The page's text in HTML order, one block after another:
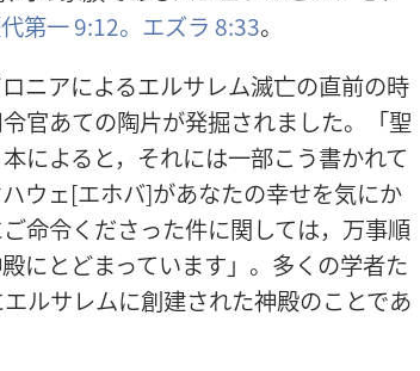
第一 9:12。 エズラ 8:33。
ニアによるエルサレム滅亡の直前の時
官あての陶片が発掘されました。「聖
によると，それには一部こう書かれて
ウェ[エホバ]があなたの幸せを気にか
命令くださった件に関しては，万事順
にとどまっています」。多くの学者た
ルサレムに創建された神殿のことであ